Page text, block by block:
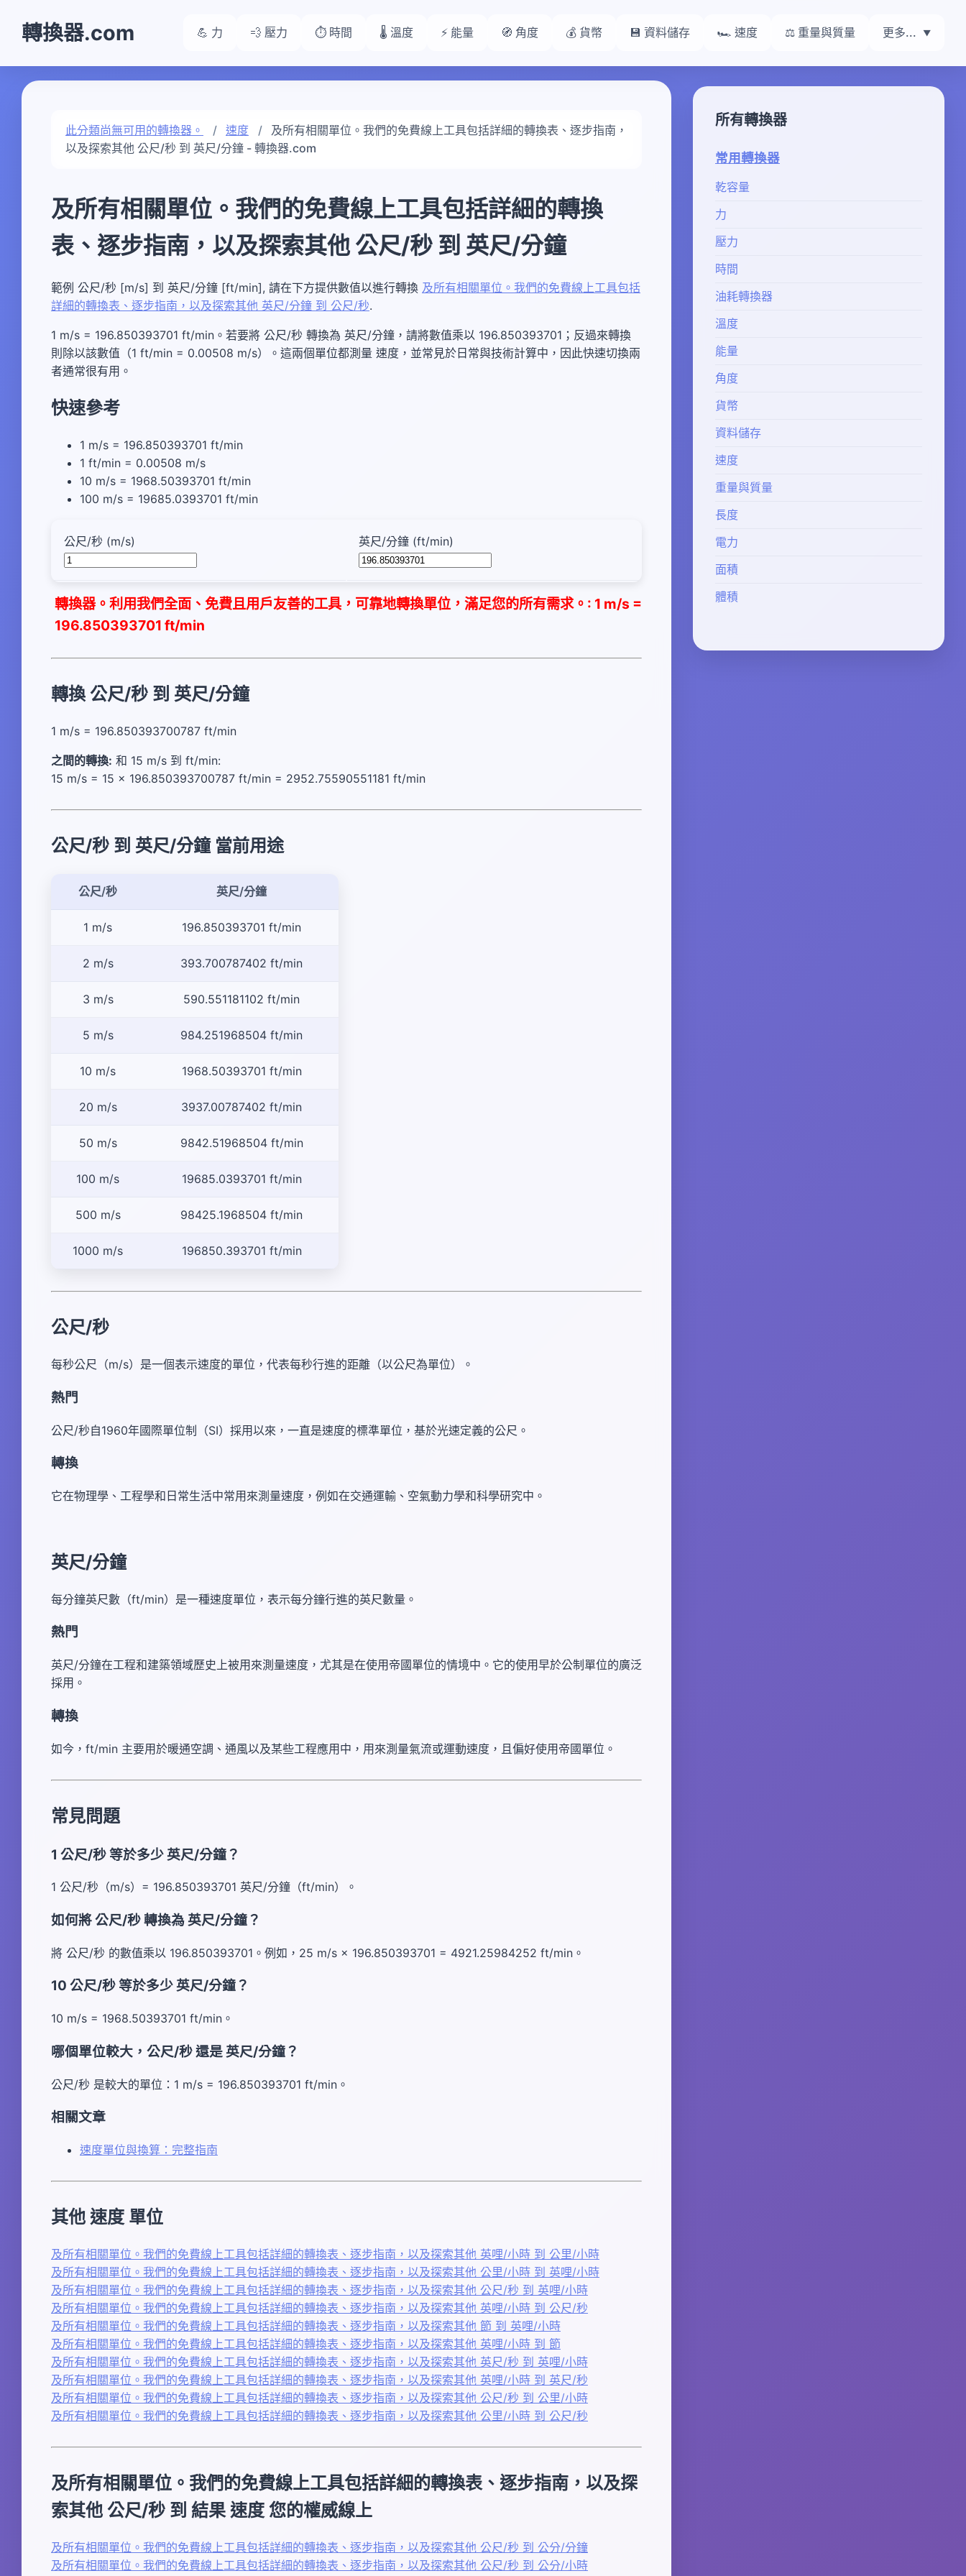
轉換器.com 💪 力 💨 壓力 ⏱️ 時間 🌡️ 溫度 ⚡ 能量 🧭 角度 💰 貨幣 💾 資料儲存 🏎️ 速度 ⚖️ 重量與質量 更多...
此分類尚無可用的轉換器。 速度
及所有相關單位。我們的免費線上工具包括詳細的轉換表、逐步指南，
以及探索其他 公尺/秒 到 英尺/分鐘 - 轉換器.com
及所有相關單位。我們的免費線上工具包括詳細的轉換
表、逐步指南，以及探索其他 公尺/秒 到 英尺/分鐘
範例 公尺/秒 [m/s] 到 英尺/分鐘 [ft/min], 請在下方提供數值以進行轉換 及所有相關單位。我們的免費線上工具包括
詳細的轉換表、逐步指南，以及探索其他 英尺/分鐘 到 公尺/秒.
1 m/s = 196.850393701 ft/min。若要將 公尺/秒 轉換為 英尺/分鐘，請將數值乘以 196.850393701；反過來轉換
則除以該數值（1 ft/min = 0.00508 m/s）。這兩個單位都測量 速度，並常見於日常與技術計算中，因此快速切換兩
者通常很有用。
快速參考
1 m/s = 196.850393701 ft/min
1 ft/min = 0.00508 m/s
10 m/s = 1968.50393701 ft/min
100 m/s = 19685.0393701 ft/min
公尺/秒 (m/s) 英尺/分鐘 (ft/min)
轉換器。利用我們全面、免費且用戶友善的工具，可靠地轉換單位，滿足您的所有需求。: 1 m/s =
196.850393701 ft/min
轉換 公尺/秒 到 英尺/分鐘
1 m/s = 196.850393700787 ft/min
之間的轉換: 和 15 m/s 到 ft/min:
15 m/s = 15 × 196.850393700787 ft/min = 2952.75590551181 ft/min
公尺/秒 到 英尺/分鐘 當前用途
公尺/秒 英尺/分鐘
1 m/s 196.850393701 ft/min
2 m/s 393.700787402 ft/min
3 m/s 590.551181102 ft/min
5 m/s 984.251968504 ft/min
10 m/s 1968.50393701 ft/min
20 m/s 3937.00787402 ft/min
50 m/s 9842.51968504 ft/min
100 m/s 19685.0393701 ft/min
500 m/s 98425.1968504 ft/min
1000 m/s 196850.393701 ft/min
公尺/秒
每秒公尺（m/s）是一個表示速度的單位，代表每秒行進的距離（以公尺為單位）。
熱門
公尺/秒自1960年國際單位制（SI）採用以來，一直是速度的標準單位，基於光速定義的公尺。
轉換
它在物理學、工程學和日常生活中常用來測量速度，例如在交通運輸、空氣動力學和科學研究中。
英尺/分鐘
每分鐘英尺數（ft/min）是一種速度單位，表示每分鐘行進的英尺數量。
熱門
英尺/分鐘在工程和建築領域歷史上被用來測量速度，尤其是在使用帝國單位的情境中。它的使用早於公制單位的廣泛
採用。
轉換
如今，ft/min 主要用於暖通空調、通風以及某些工程應用中，用來測量氣流或運動速度，且偏好使用帝國單位。
常見問題
1 公尺/秒 等於多少 英尺/分鐘？
1 公尺/秒（m/s）= 196.850393701 英尺/分鐘（ft/min）。
如何將 公尺/秒 轉換為 英尺/分鐘？
將 公尺/秒 的數值乘以 196.850393701。例如，25 m/s × 196.850393701 = 4921.25984252 ft/min。
10 公尺/秒 等於多少 英尺/分鐘？
10 m/s = 1968.50393701 ft/min。
哪個單位較大，公尺/秒 還是 英尺/分鐘？
公尺/秒 是較大的單位：1 m/s = 196.850393701 ft/min。
相關文章
速度單位與換算：完整指南
其他 速度 單位
及所有相關單位。我們的免費線上工具包括詳細的轉換表、逐步指南，以及探索其他 英哩/小時 到 公里/小時
及所有相關單位。我們的免費線上工具包括詳細的轉換表、逐步指南，以及探索其他 公里/小時 到 英哩/小時
及所有相關單位。我們的免費線上工具包括詳細的轉換表、逐步指南，以及探索其他 公尺/秒 到 英哩/小時
及所有相關單位。我們的免費線上工具包括詳細的轉換表、逐步指南，以及探索其他 英哩/小時 到 公尺/秒
及所有相關單位。我們的免費線上工具包括詳細的轉換表、逐步指南，以及探索其他 節 到 英哩/小時
及所有相關單位。我們的免費線上工具包括詳細的轉換表、逐步指南，以及探索其他 英哩/小時 到 節
及所有相關單位。我們的免費線上工具包括詳細的轉換表、逐步指南，以及探索其他 英尺/秒 到 英哩/小時
及所有相關單位。我們的免費線上工具包括詳細的轉換表、逐步指南，以及探索其他 英哩/小時 到 英尺/秒
及所有相關單位。我們的免費線上工具包括詳細的轉換表、逐步指南，以及探索其他 公尺/秒 到 公里/小時
及所有相關單位。我們的免費線上工具包括詳細的轉換表、逐步指南，以及探索其他 公里/小時 到 公尺/秒
及所有相關單位。我們的免費線上工具包括詳細的轉換表、逐步指南，以及探
索其他 公尺/秒 到 結果 速度 您的權威線上
及所有相關單位。我們的免費線上工具包括詳細的轉換表、逐步指南，以及探索其他 公尺/秒 到 公分/分鐘
及所有相關單位。我們的免費線上工具包括詳細的轉換表、逐步指南，以及探索其他 公尺/秒 到 公分/小時
所有轉換器
常用轉換器
乾容量
力
壓力
時間
油耗轉換器
溫度
能量
角度
貨幣
資料儲存
速度
重量與質量
長度
電力
面積
體積